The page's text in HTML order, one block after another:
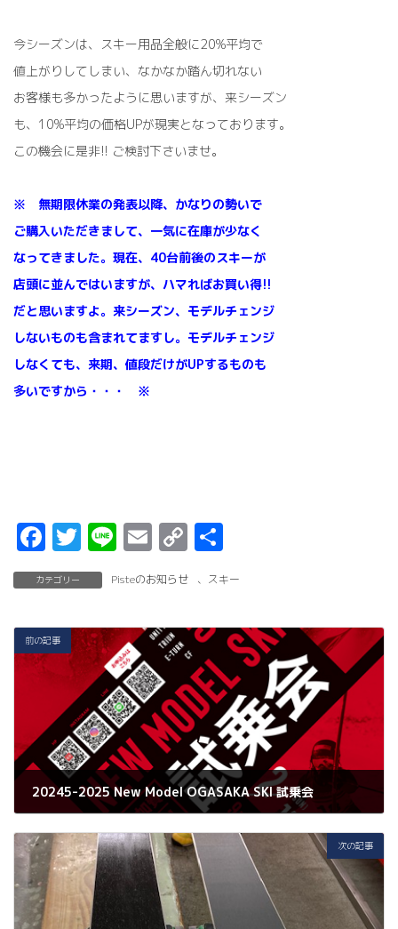
今シーズンは、スキー用品全般に20%平均で
値上がりしてしまい、なかなか踏ん切れない
お客様も多かったように思いますが、来シーズン
も、10%平均の価格UPが現実となっております。
この機会に是非!! ご検討下さいませ。
※ 無期限休業の発表以降、かなりの勢いで
ご購入いただきまして、一気に在庫が少なく
なってきました。現在、40台前後のスキーが
店頭に並んではいますが、ハマればお買い得!!
だと思いますよ。来シーズン、モデルチェンジ
しないものも含まれてますし。モデルチェンジ
しなくても、来期、値段だけがUPするものも
多いですから・・・ ※
F
a
c
e
b
o
o
k
T
w
it
t
er
Li
e
E
m
ai
l
C
p
y
Li
n
k
有
カテゴリー Pisteのお知らせ 、 スキー
前の記事
20245-2025 New Model OGASAKA SKI 試乗会
次の記事